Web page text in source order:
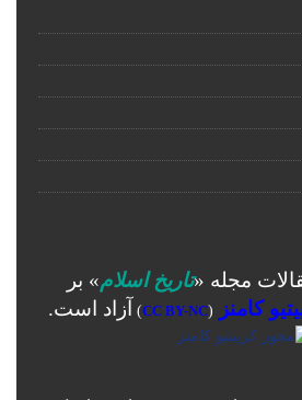
مجله «تاریخ اسلام» بر
کامنز (
CC BY-NC
) آزاد است.